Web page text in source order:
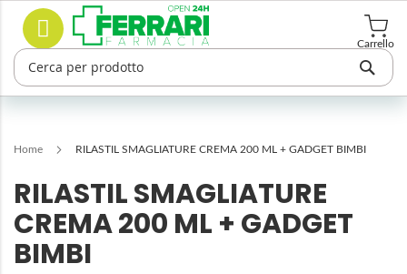
Salta
contenuto
Carrello
Cerca
Home RILASTIL SMAGLIATURE CREMA 200 ML + GADGET BIMBI
RILASTIL SMAGLIATURE
CREMA 200 ML + GADGET
BIMBI